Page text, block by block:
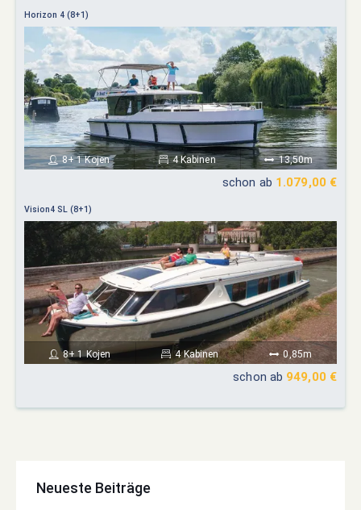
Horizon 4 (8+1)
8+ 1 Kojen 4 Kabinen 13,50m
schon ab 1.079,00 €
Vision4 SL (8+1)
8+ 1 Kojen 4 Kabinen 0,85m
schon ab 949,00 €
Neueste Beiträge